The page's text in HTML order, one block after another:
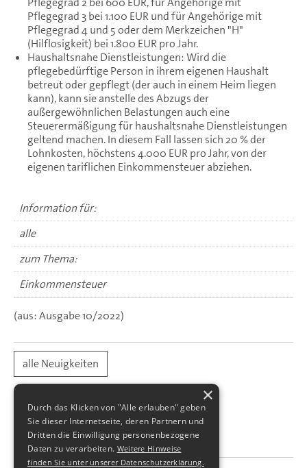
Pflegegrad 3 bei 1.100 EUR und für Angehörige mit
Pflegegrad 4 und 5 oder dem Merkzeichen "H"
(Hilflosigkeit) bei 1.800 EUR pro Jahr.
Haushaltsnahe Dienstleistungen: Wird die
pflegebedürftige Person in ihrem eigenen Haushalt
betreut oder gepflegt (der auch in einem Heim liegen
kann), kann sie anstelle des Abzugs der
außergewöhnlichen Belastungen auch eine
Steuerermäßigung für haushaltsnahe Dienstleistungen
geltend machen. In diesem Fall lassen sich 20 % der
Lohnkosten, höchstens 4.000 EUR pro Jahr, von der
eigenen tariflichen Einkommensteuer abziehen.
Information für:
alle
zum Thema:
Einkommensteuer
(aus: Ausgabe 10/2022)
alle Neuigkeiten
×
Durch das Klicken von "Alle erlauben" geben
Sie dieser Internetseite, deren Partnern und
Dritten die Einwilligung personenbezogene
Daten zu verarbeiten. Weitere Hinweise
finden Sie unter unserer Datenschutzerklärung.